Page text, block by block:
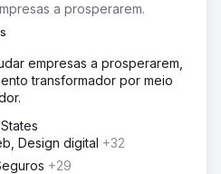
a prosperarem.
empresas a prosperarem,
transformador por meio
Design digital +32
+29